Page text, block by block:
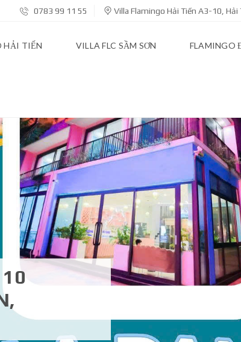
0783 99 11 55 Villa Flamingo Hải Tiến A3-10, Hải
HẢI TIẾN VILLA FLC SẦM SƠN FLAMINGO